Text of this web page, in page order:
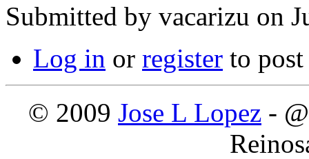
Submitted by vacarizu on
Log in or register to
© 2009 Jose L Lopez -